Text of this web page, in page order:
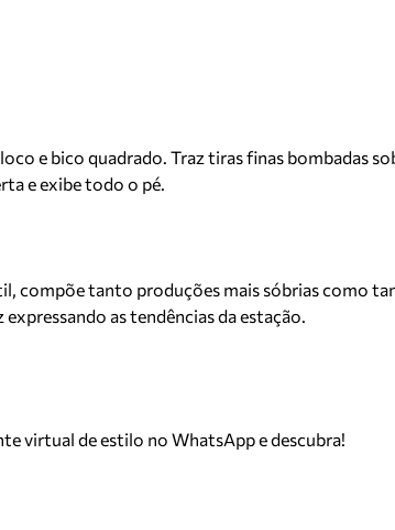
e bico quadrado. Traz tiras finas bombadas
e exibe todo o pé.
compõe tanto produções mais sóbrias como
as tendências da estação.
virtual de estilo no WhatsApp e descubra!